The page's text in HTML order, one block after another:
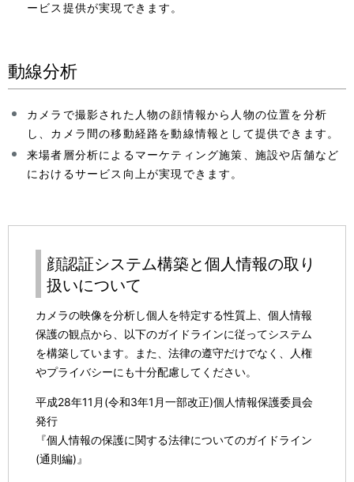
ービス提供が実現できます。
動線分析
カメラで撮影された人物の顔情報から人物の位置を分析
し、カメラ間の移動経路を動線情報として提供できます。
来場者層分析によるマーケティング施策、施設や店舗など
におけるサービス向上が実現できます。
顔認証システム構築と個人情報の取り
扱いについて
カメラの映像を分析し個人を特定する性質上、個人情報
保護の観点から、以下のガイドラインに従ってシステム
を構築しています。また、法律の遵守だけでなく、人権
やプライバシーにも十分配慮してください。
平成28年11月(令和3年1月一部改正)個人情報保護委員会
発行
『個人情報の保護に関する法律についてのガイドライン
(通則編)』